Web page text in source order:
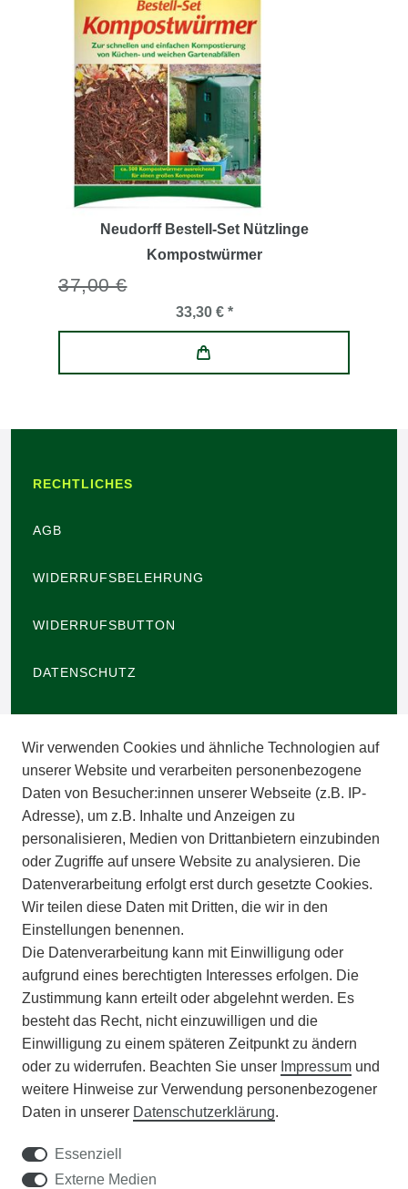
Neudorff Bestell-Set Nützlinge
Kompostwürmer
37,00 €
33,30 € *
RECHTLICHES
AGB
WIDERRUFSBELEHRUNG
WIDERRUFSBUTTON
DATENSCHUTZ
IMPRESSUM
INFORMATIONEN
ZAHLUNGSARTEN
VERSAND
BATTERIEENTSORGUNG
VERANSTALTUNGEN
APOTHEKERSCHRANK
WISSENSWERTES
Wir verwenden Cookies und ähnliche Technologien auf
unserer Website und verarbeiten personenbezogene
Daten von Besucher:innen unserer Webseite (z.B. IP-
Adresse), um z.B. Inhalte und Anzeigen zu
personalisieren, Medien von Drittanbietern einzubinden
oder Zugriffe auf unsere Website zu analysieren. Die
Datenverarbeitung erfolgt erst durch gesetzte Cookies.
Wir teilen diese Daten mit Dritten, die wir in den
Einstellungen benennen.
Die Datenverarbeitung kann mit Einwilligung oder
aufgrund eines berechtigten Interesses erfolgen. Die
Zustimmung kann erteilt oder abgelehnt werden. Es
besteht das Recht, nicht einzuwilligen und die
Einwilligung zu einem späteren Zeitpunkt zu ändern
oder zu widerrufen. Beachten Sie unser Impressum und
weitere Hinweise zur Verwendung personenbezogener
Daten in unserer Daten­schutz­erklärung.
Essenziell
Externe Medien